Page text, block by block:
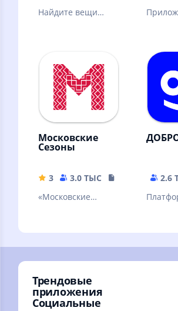
Найдите вещи
поделитесь
своими!
Московские
Сезоны
3 3.0 ТЫС
151.64 MB
«Московские
2.6
Трендовые
приложения
Социальные